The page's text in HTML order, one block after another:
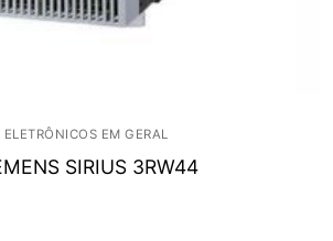
ELETRÔNICOS EM GERAL
SIRIUS 3RW44